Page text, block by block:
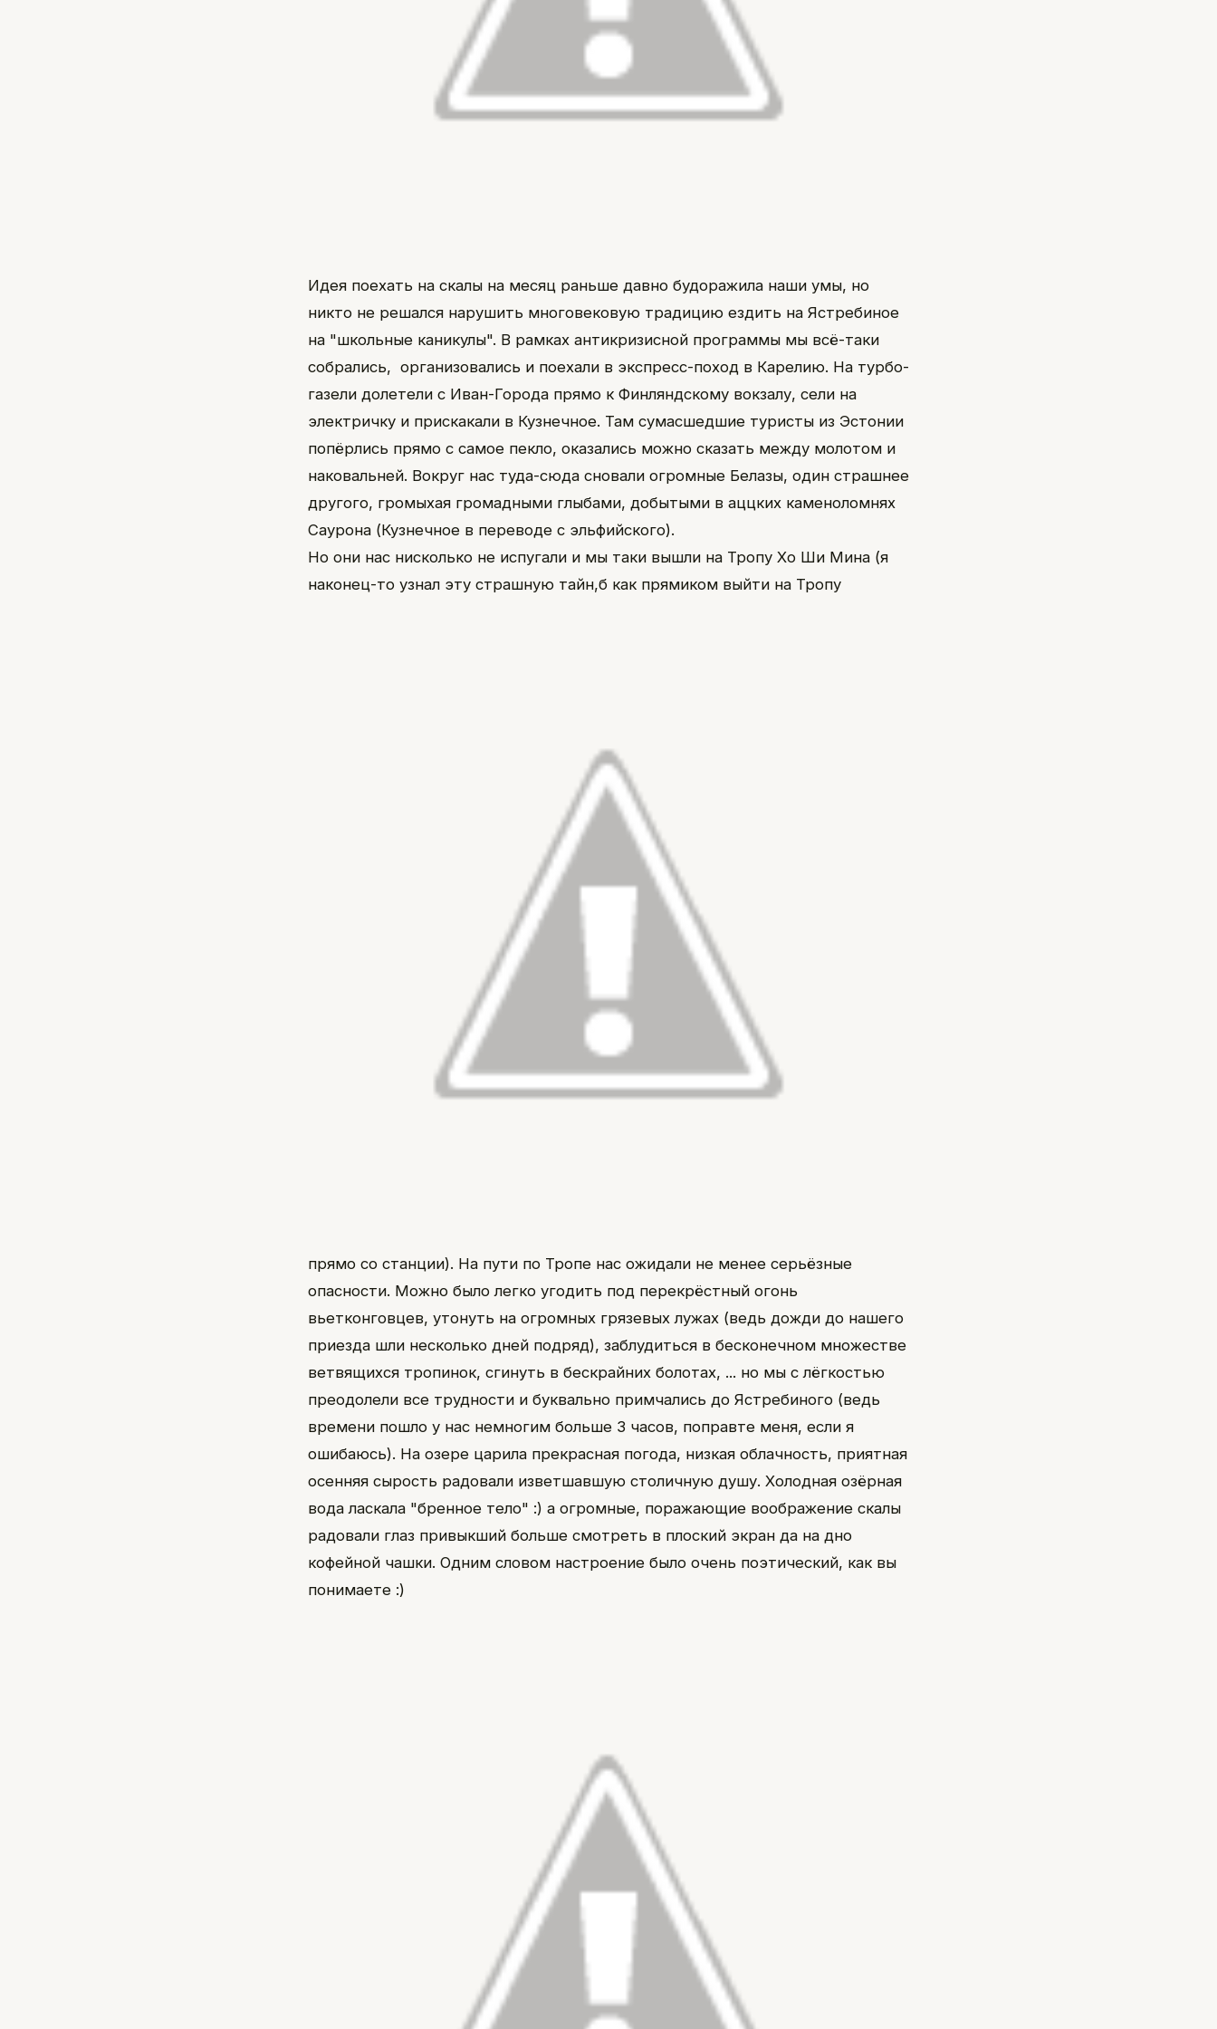
Идея поехать на скалы на месяц раньше давно будоражила наши умы, но
никто не решался нарушить многовековую традицию ездить на Ястребиное
на "школьные каникулы". В рамках антикризисной программы мы всё-таки
собрались, организовались и поехали в экспресс-поход в Карелию. На турбо-
газели долетели с Иван-Города прямо к Финляндскому вокзалу, сели на
электричку и прискакали в Кузнечное. Там сумасшедшие туристы из Эстонии
попёрлись прямо с самое пекло, оказались можно сказать между молотом и
наковальней. Вокруг нас туда-сюда сновали огромные Белазы, один страшнее
другого, громыхая громадными глыбами, добытыми в аццких каменоломнях
Саурона (Кузнечное в переводе с эльфийского).
Но они нас нисколько не испугали и мы таки вышли на Тропу Хо Ши Мина (я
наконец-то узнал эту страшную тайн,б как прямиком выйти на Тропу
прямо со станции). На пути по Тропе нас ожидали не менее серьёзные
опасности. Можно было легко угодить под перекрёстный огонь
вьетконговцев, утонуть на огромных грязевых лужах (ведь дожди до нашего
приезда шли несколько дней подряд), заблудиться в бесконечном множестве
ветвящихся тропинок, сгинуть в бескрайних болотах, ... но мы с лёгкостью
преодолели все трудности и буквально примчались до Ястребиного (ведь
времени пошло у нас немногим больше 3 часов, поправте меня, если я
ошибаюсь). На озере царила прекрасная погода, низкая облачность, приятная
осенняя сырость радовали изветшавшую столичную душу. Холодная озёрная
вода ласкала "бренное тело" :) а огромные, поражающие воображение скалы
радовали глаз привыкший больше смотреть в плоский экран да на дно
кофейной чашки. Одним словом настроение было очень поэтический, как вы
понимаете :)